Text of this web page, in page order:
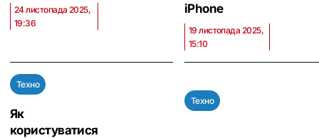
24 листопада 2025,
19:36
iPhone
19 листопада 2025,
15:10
Техно
Як
користуватися
Техно